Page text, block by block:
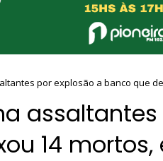
por explosão a banco que
14 mortos,